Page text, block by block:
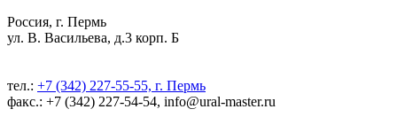
Россия, г. Пермь
ул. В. Васильева, д.3 корп. Б
тел.: +7 (342) 227-55-55, г. Пермь
факс.: +7 (342) 227-54-54, info@ural-master.ru